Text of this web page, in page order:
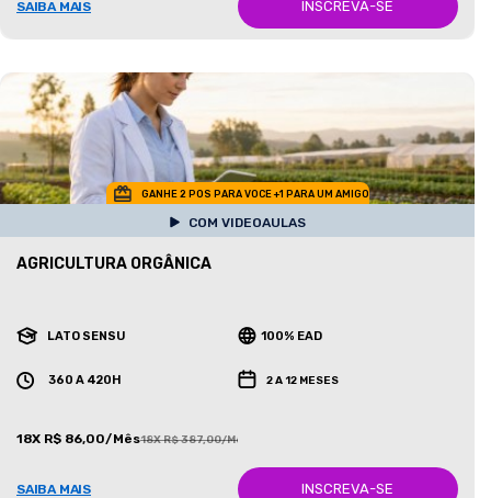
SAIBA MAIS INSCREVA-SE
GANHE 2 POS PARA VOCE +1 PARA UM AMIGO
COM VIDEOAULAS
AGRICULTURA ORGÂNICA
LATO SENSU 100% EAD
360 A 420H 2 A 12 MESES
18X R$ 86,00/Mês18X R$ 387,00/Mês
SAIBA MAIS INSCREVA-SE